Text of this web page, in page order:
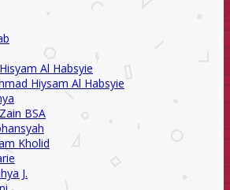
Al Habsyie
Hiysam Al Habsyie
BSA
Kholid
J.